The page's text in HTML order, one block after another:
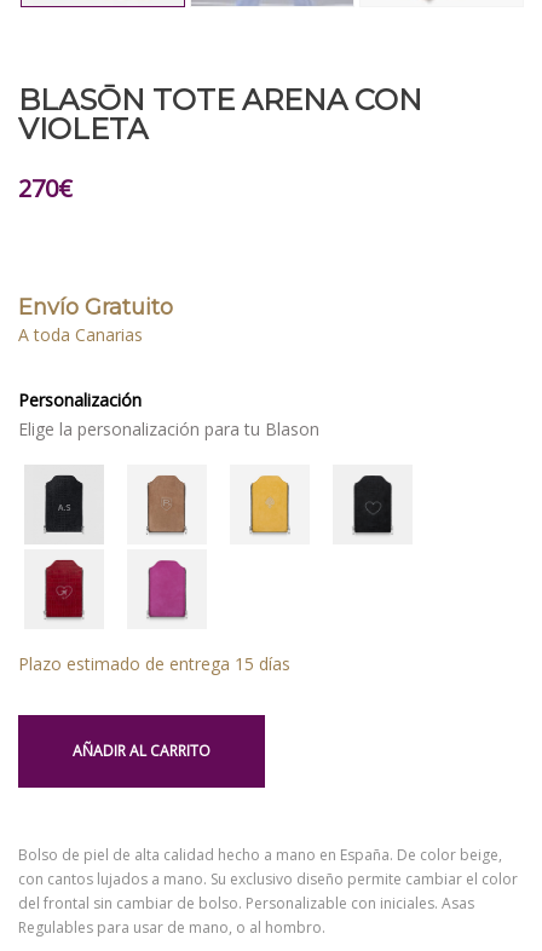
BLASŌN TOTE ARENA CON
VIOLETA
270€
Envío Gratuito
A toda Canarias
Personalización
Elige la personalización para tu Blason
Plazo estimado de entrega 15 días
AÑADIR AL CARRITO
Bolso de piel de alta calidad hecho a mano en España. De color beige,
con cantos lujados a mano. Su exclusivo diseño permite cambiar el color
del frontal sin cambiar de bolso. Personalizable con iniciales. Asas
Regulables para usar de mano, o al hombro.